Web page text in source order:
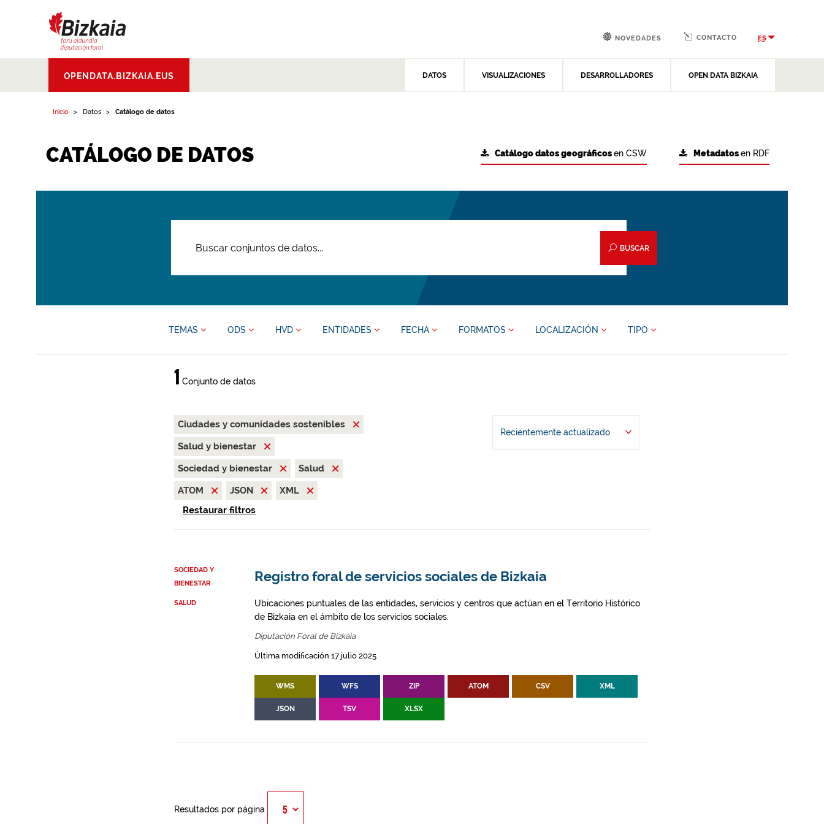
Aldundia.Diputacion
Foral de Bizkaia
OPENDATA.BIZKAIA.EUS DATOS VISUALIZACIONES DESARROLLADORES OPEN DATA BIZKAIA
NOVEDADES CONTACTO ES
Inicio Datos Catálogo de datos
CATÁLOGO DE DATOS Metadatosen RDF
Catálogo datos geográficosen CSW
BUSCAR
TEMAS ODS HVD ENTIDADES FECHA FORMATOS LOCALIZACIÓN TIPO
1 Conjunto de datos
Ciudades y comunidades sostenibles
Salud y bienestar
Sociedad y bienestar
Salud
ATOM
JSON
XML
Restaurar filtros
Recientemente actualizado
SOCIEDAD Y
BIENESTAR
SALUD
Registro foral de servicios sociales de Bizkaia
Ubicaciones puntuales de las entidades, servicios y centros que actúan en el Territorio Histórico
de Bizkaia en el ámbito de los servicios sociales.
Diputación Foral de Bizkaia
Última modificación 17 julio 2025
WMS WFS ZIP ATOM CSV XML
JSON TSV XLSX
Resultados por página